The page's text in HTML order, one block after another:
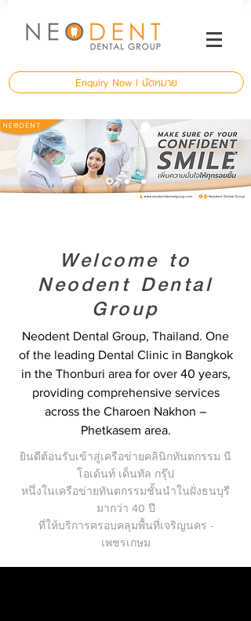
Enquiry Now l นัดหมาย
Welcome to
Neodent Dental
Group
Neodent Dental Group, Thailand. One
of the leading Dental Clinic in Bangkok
in the Thonburi area for over 40 years,
providing comprehensive services
across the Charoen Nakhon –
Phetkasem area.
ยินดีต้อนรับเข้าสู่เครือข่ายคลินิกทันตกรรม นี
โอเด้นท์ เด็นทัล กรุ๊ป
หนึ่งในเครือข่ายทันตกรรมชั้นนำในฝั่งธนบุรี
มากว่า 40 ปี
ที่ให้บริการครอบคลุมพื้นที่เจริญนคร -
เพชรเกษม